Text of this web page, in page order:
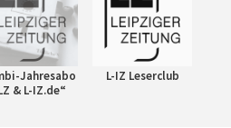
Jahresabo
& L-IZ.de“
L-IZ Leserclub